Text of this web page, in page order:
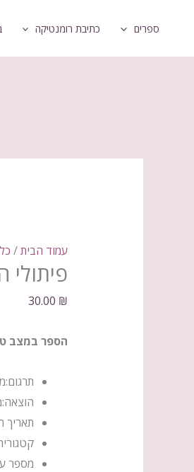
ספרים כתיבת רומנטיקה
עמוד הבית/
30.00 ₪
הספר במצב
תרגום:
הוצאה:
תאריך
מספר
של